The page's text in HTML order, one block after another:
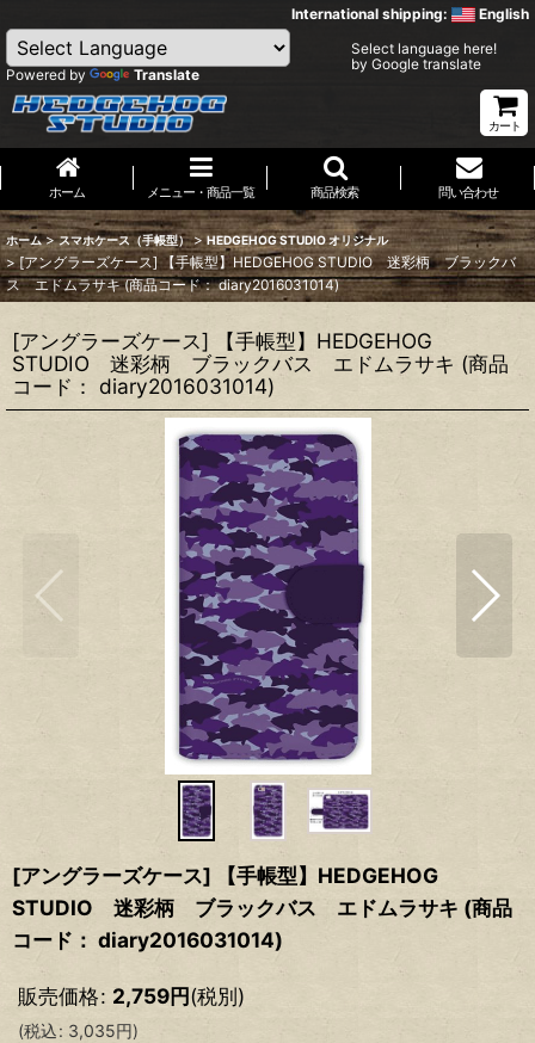
International shipping: English
Powered by Translate
Select language here!
by Google translate
カート
ホーム メニュー・商品一覧 商品検索 問い合わせ
ホーム > スマホケース（手帳型） > HEDGEHOG STUDIO オリジナル
> [アングラーズケース] 【手帳型】HEDGEHOG STUDIO 迷彩柄 ブラックバ
ス エドムラサキ (商品コード： diary2016031014)
[アングラーズケース] 【手帳型】HEDGEHOG
STUDIO 迷彩柄 ブラックバス エドムラサキ (商品
コード： diary2016031014)
[アングラーズケース] 【手帳型】HEDGEHOG
STUDIO 迷彩柄 ブラックバス エドムラサキ (商品
コード： diary2016031014)
販売価格: 2,759円(税別)
(税込: 3,035円)